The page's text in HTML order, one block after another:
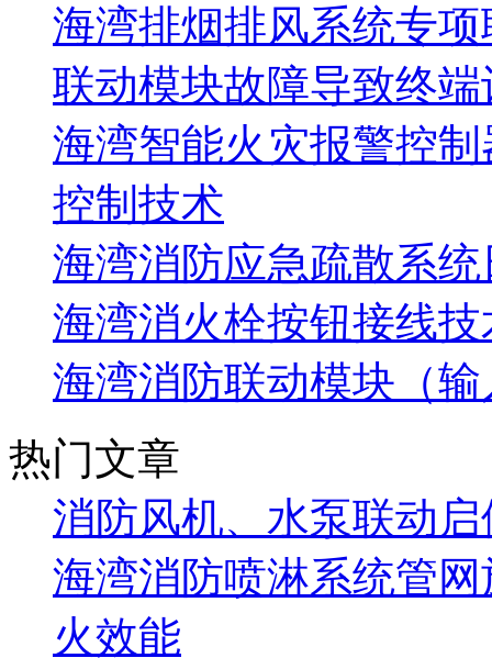
海湾排烟排风系统专
联动模块故障导致终
海湾智能火灾报警控
控制技术
海湾消防应急疏散系
海湾消火栓按钮接线
海湾消防联动模块（
热门文章
消防风机、水泵联动
海湾消防喷淋系统管
火效能